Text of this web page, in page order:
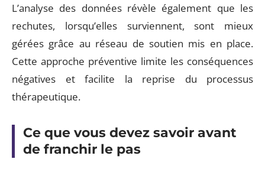
L’analyse des données révèle également que les
rechutes, lorsqu’elles surviennent, sont mieux
gérées grâce au réseau de soutien mis en place.
Cette approche préventive limite les conséquences
négatives et facilite la reprise du processus
thérapeutique.
Ce que vous devez savoir avant
de franchir le pas